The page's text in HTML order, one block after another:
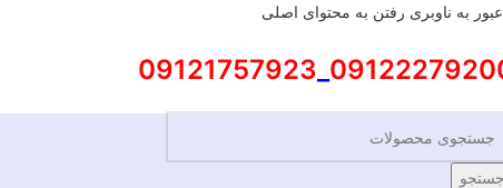
عبور به ناوبری رفتن به محتوای اصلی
09121757923